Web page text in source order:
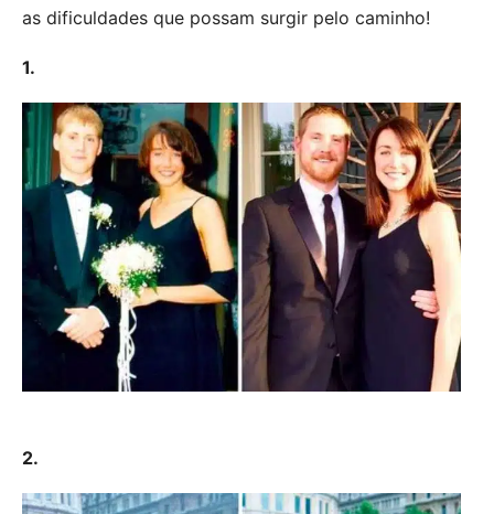
as dificuldades que possam surgir pelo caminho!
1.
2.